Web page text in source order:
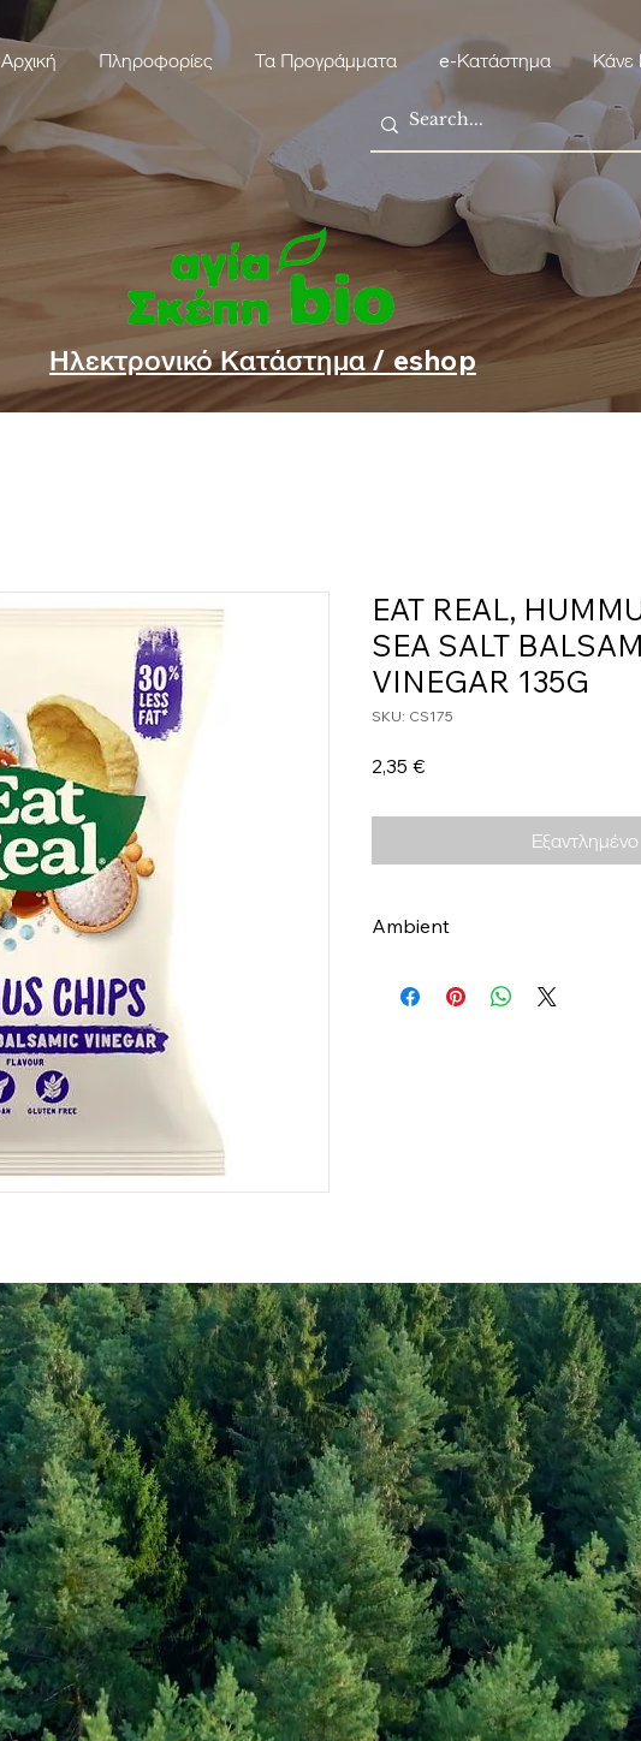
Αρχική Πληροφορίες Τα Προγράμματα e-Κατάστημα Κάνε
Ηλεκτρονικό Κατάστημα / eshop
EAT REAL,
SEA SALT
VINEGAR 135G
SKU: CS175
2,35 €Τιμή
Εξαντλημένο
Ambient